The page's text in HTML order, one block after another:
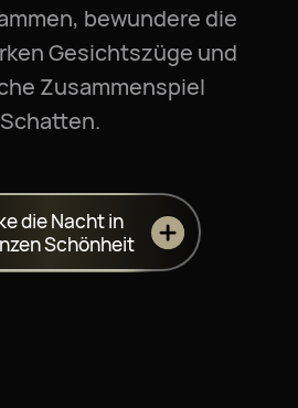
bewundere die
Gesichtszüge und
Zusammenspiel
die Nacht in
Schönheit